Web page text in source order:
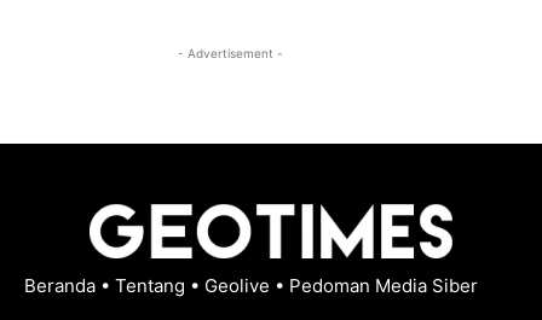
- Advertisement -
Beranda • Tentang • Geolive • Pedoman Media Siber